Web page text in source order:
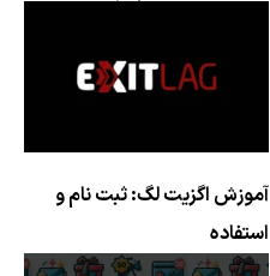
آموزش اگزیت لگ: ثبت نام و
استفاده